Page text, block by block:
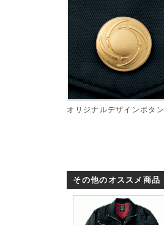
オリジナルデザインボタン
その他のオススメ商品